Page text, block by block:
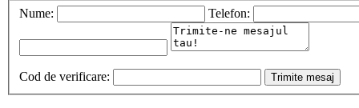
Nume:
Telefon:
Cod de verificare: